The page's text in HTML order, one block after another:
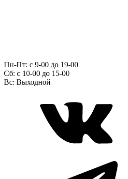
Пн-Пт: с 9-00 до 19-00
Сб: c 10-00 до 15-00
Вс: Выходной